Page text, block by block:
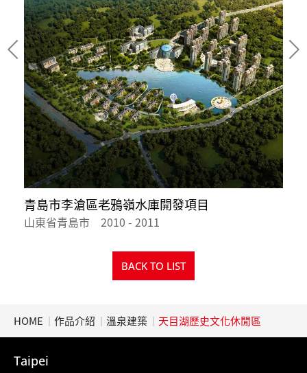
青島市李滄區老鴉嶺水庫開發項目
山東省青島市 2010 - 2011
BACK TO LIST
HOME 作品介紹 溫泉建築 天目湖歷史文化休閒區
Taipei